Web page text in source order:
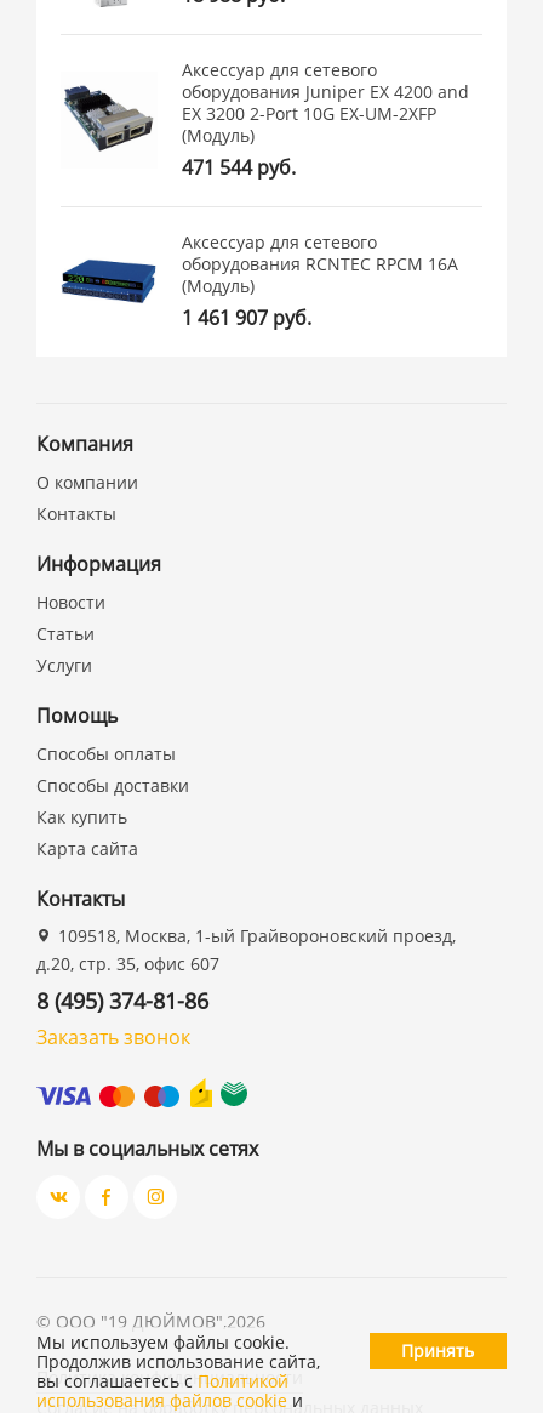
Аксессуар для сетевого
оборудования Juniper EX 4200 and
EX 3200 2-Port 10G EX-UM-2XFP
(Модуль)
471 544 руб.
Аксессуар для сетевого
оборудования RCNTEC RPCM 16A
(Модуль)
1 461 907 руб.
Компания
О компании
Контакты
Информация
Новости
Статьи
Услуги
Помощь
Способы оплаты
Способы доставки
Как купить
Карта сайта
Контакты
109518, Москва, 1-ый Грайвороновский проезд,
д.20, стр. 35, офис 607
8 (495) 374-81-86
Заказать звонок
Мы в социальных сетях
© ООО "19 ДЮЙМОВ",2026
Политика конфиденциальности
Согласие на обработку персональных данных
Мы используем файлы cookie.
Продолжив использование сайта,
вы соглашаетесь с Политикой
использования файлов cookie и
Принять